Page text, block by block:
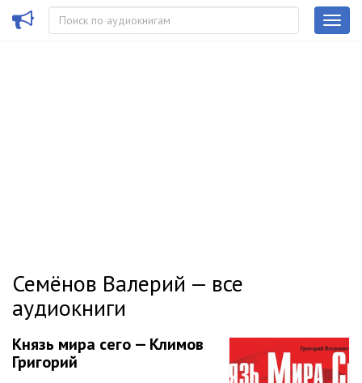
Семёнов Валерий — все
аудиокниги
Князь мира сего — Климов
Григорий